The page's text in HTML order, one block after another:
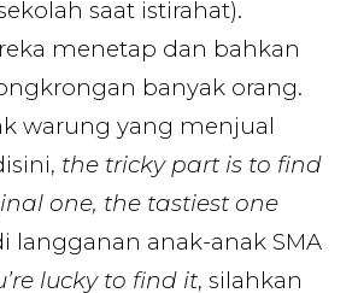
saat istirahat).
menetap dan bahkan
banyak orang.
warung yang menjual
the tricky part is to find
one, the tastiest one
langganan anak-anak SMA
lucky to find it, silahkan